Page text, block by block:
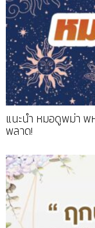
แนะนำ หมอดูพม่า
พลาด!